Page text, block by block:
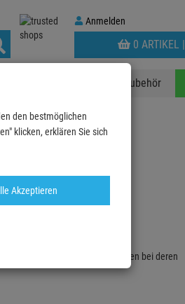
Anmelden
Anmelden
WARENKORB
AUFKLAPPEN
0 ARTIKEL |
Zubehör
Artikel und helfen Sie anderen bei deren
den bestmöglichen
klicken, erklären Sie sich
Akzeptieren